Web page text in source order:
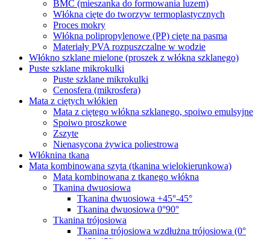
BMC (mieszanka do formowania luzem)
Włókna cięte do tworzyw termoplastycznych
Proces mokry
Włókna polipropylenowe (PP) cięte na pasma
Materiały PVA rozpuszczalne w wodzie
Włókno szklane mielone (proszek z włókna szklanego)
Puste szklane mikrokulki
Puste szklane mikrokulki
Cenosfera (mikrosfera)
Mata z ciętych włókien
Mata z ciętego włókna szklanego, spoiwo emulsyjne
Spoiwo proszkowe
Zszyte
Nienasycona żywica poliestrowa
Włóknina tkana
Mata kombinowana szyta (tkanina wielokierunkowa)
Mata kombinowana z tkanego włókna
Tkanina dwuosiowa
Tkanina dwuosiowa +45°-45°
Tkanina dwuosiowa 0°90°
Tkanina trójosiowa
Tkanina trójosiowa wzdłużna trójosiowa (0°